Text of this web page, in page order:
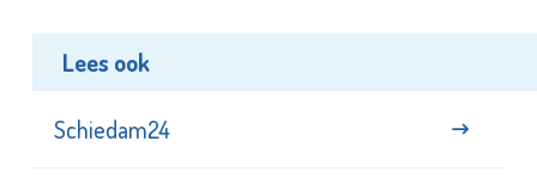
Lees ook
Schiedam24